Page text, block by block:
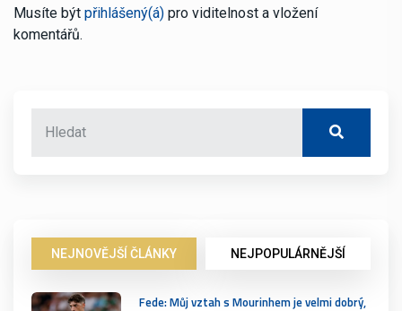
Musíte být přihlášený(á) pro viditelnost a vložení
komentářů.
NEJNOVĚJŠÍ ČLÁNKY NEJPOPULÁRNĚJŠÍ
Fede: Můj vztah s Mourinhem je velmi dobrý,